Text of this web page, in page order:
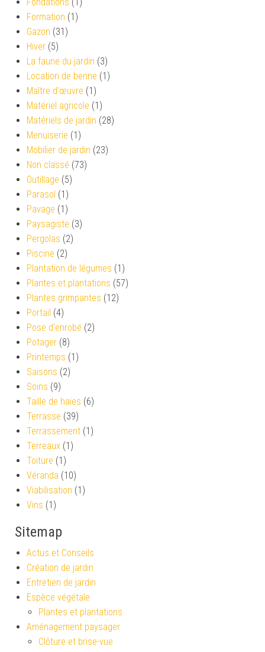
Formation (1)
Gazon (31)
Hiver (5)
La faune du jardin (3)
Location de benne (1)
Maître d'œuvre (1)
Matériel agricole (1)
Matériels de jardin (28)
Menuiserie (1)
Mobilier de jardin (23)
Non classé (73)
Outillage (5)
Parasol (1)
Pavage (1)
Paysagiste (3)
Pergolas (2)
Piscine (2)
Plantation de légumes (1)
Plantes et plantations (57)
Plantes grimpantes (12)
Portail (4)
Pose d'enrobé (2)
Potager (8)
Printemps (1)
Saisons (2)
Soins (9)
Taille de haies (6)
Terrasse (39)
Terrassement (1)
Terreaux (1)
Toiture (1)
Véranda (10)
Viabilisation (1)
Vins (1)
Sitemap
Actus et Conseils
Création de jardin
Entretien de jardin
Espèce végétale
Plantes et plantations
Aménagement paysager
Clôture et brise-vue